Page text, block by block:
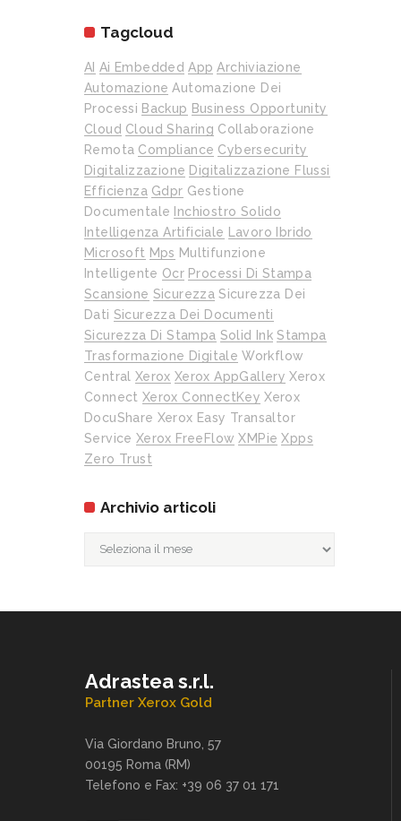
Tagcloud
AI Ai Embedded App Archiviazione
Automazione Automazione Dei
Processi Backup Business Opportunity
Cloud Cloud Sharing Collaborazione
Remota Compliance Cybersecurity
Digitalizzazione Digitalizzazione Flussi
Efficienza Gdpr Gestione
Documentale
Inchiostro Solido
Intelligenza Artificiale
Lavoro Ibrido
Microsoft Mps Multifunzione
Intelligente Ocr Processi Di Stampa
Scansione Sicurezza Sicurezza Dei
Dati Sicurezza Dei Documenti
Sicurezza Di Stampa Solid Ink Stampa
Trasformazione Digitale Workflow
Central
Xerox Xerox AppGallery Xerox
Connect Xerox ConnectKey Xerox
DocuShare Xerox Easy Transaltor
Service Xerox FreeFlow XMPie Xpps
Zero Trust
Archivio articoli
Archivio
Adrastea s.r.l.
Partner Xerox Gold
Via Giordano Bruno, 57
00195 Roma (RM)
Telefono e Fax: +39 06 37 01 171